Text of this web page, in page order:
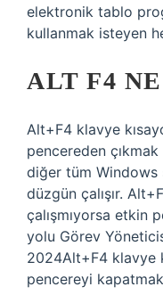
elektronik tablo
kullanmak isteyen
ALT F4
Alt+F4 klavye
pencereden
diğer tüm Windows
düzgün çalışır.
çalışmıyorsa etkin
yolu Görev
2024Alt+F4 klavye
pencereyi